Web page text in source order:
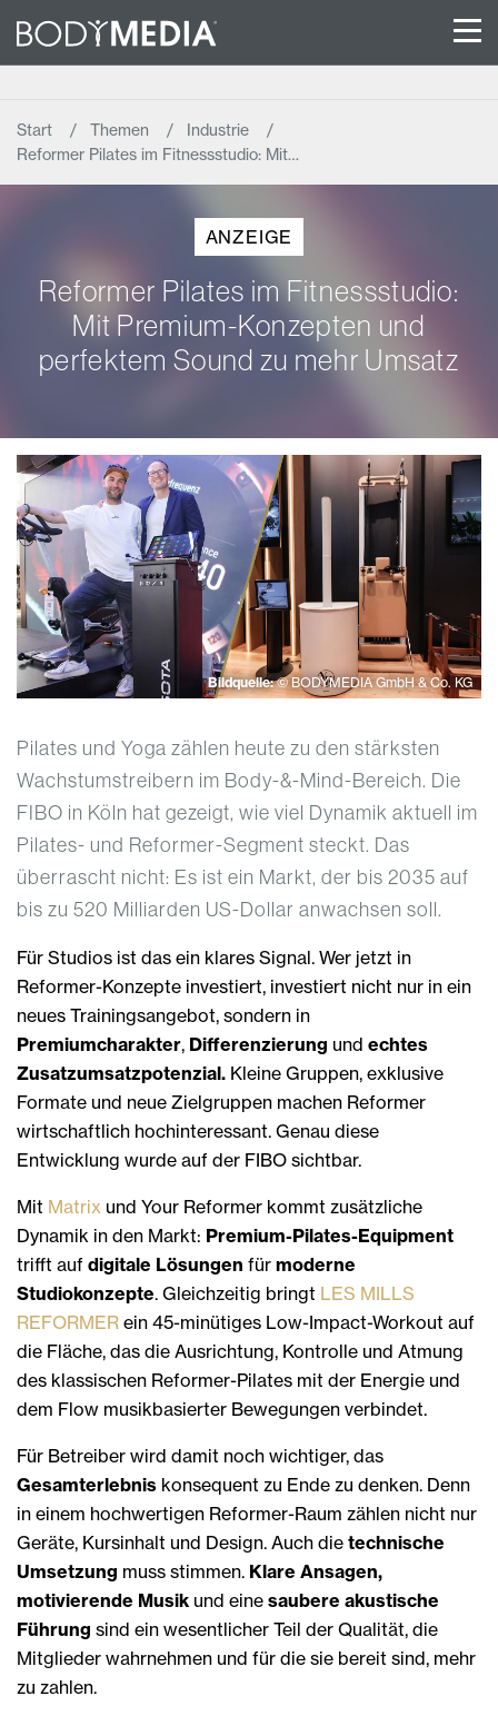
Start Themen
Industrie
Reformer Pilates im Fitnessstudio: Mit…
ANZEIGE
Reformer Pilates im Fitnessstudio:
Mit Premium-Konzepten und
perfektem Sound zu mehr Umsatz
Bildquelle:© BODYMEDIA GmbH & Co. KG
Pilates und Yoga zählen heute zu den stärksten
Wachstumstreibern im Body-&-Mind-Bereich. Die
FIBO in Köln hat gezeigt, wie viel Dynamik aktuell im
Pilates- und Reformer-Segment steckt. Das
überrascht nicht: Es ist ein Markt, der bis 2035 auf
bis zu 520 Milliarden US-Dollar anwachsen soll.
Für Studios ist das ein klares Signal. Wer jetzt in
Reformer-Konzepte investiert, investiert nicht nur in ein
neues Trainingsangebot, sondern in
Premiumcharakter, Differenzierung und echtes
Zusatzumsatzpotenzial. Kleine Gruppen, exklusive
Formate und neue Zielgruppen machen Reformer
wirtschaftlich hochinteressant. Genau diese
Entwicklung wurde auf der FIBO sichtbar.
Mit Matrix und Your Reformer kommt zusätzliche
Dynamik in den Markt: Premium-Pilates-Equipment
trifft auf digitale Lösungen für moderne
Studiokonzepte. Gleichzeitig bringt LES MILLS
REFORMER ein 45-minütiges Low-Impact-Workout auf
die Fläche, das die Ausrichtung, Kontrolle und Atmung
des klassischen Reformer-Pilates mit der Energie und
dem Flow musikbasierter Bewegungen verbindet.
Für Betreiber wird damit noch wichtiger, das
Gesamterlebnis konsequent zu Ende zu denken. Denn
in einem hochwertigen Reformer-Raum zählen nicht nur
Geräte, Kursinhalt und Design. Auch die technische
Umsetzung muss stimmen. Klare Ansagen,
motivierende Musik und eine saubere akustische
Führung sind ein wesentlicher Teil der Qualität, die
Mitglieder wahrnehmen und für die sie bereit sind, mehr
zu zahlen.